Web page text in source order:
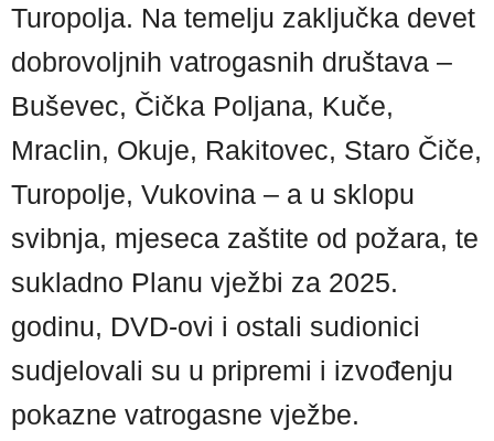
Turopolja. Na temelju zaključka devet
dobrovoljnih vatrogasnih društava –
Buševec, Čička Poljana, Kuče,
Mraclin, Okuje, Rakitovec, Staro Čiče,
Turopolje, Vukovina – a u sklopu
svibnja, mjeseca zaštite od požara, te
sukladno Planu vježbi za 2025.
godinu, DVD-ovi i ostali sudionici
sudjelovali su u pripremi i izvođenju
pokazne vatrogasne vježbe.